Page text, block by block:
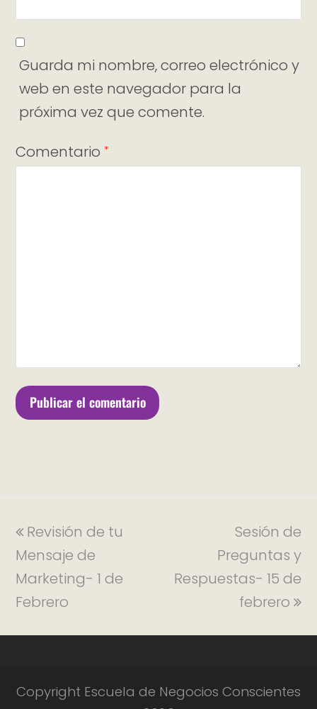
Guarda mi nombre, correo electrónico y
web en este navegador para la
próxima vez que comente.
Comentario *
Revisión de tu
Mensaje de
Marketing- 1 de
Febrero
Sesión de
Preguntas y
Respuestas- 15 de
febrero
Copyright Escuela de Negocios Conscientes